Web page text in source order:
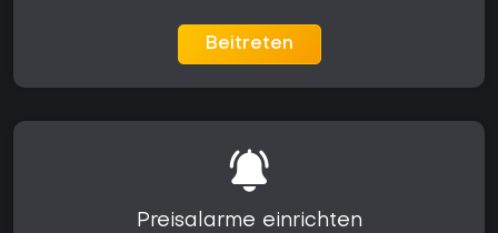
Beitreten
Preisalarme einrichten